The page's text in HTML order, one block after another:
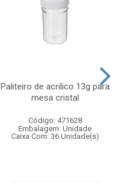
Paliteiro de acrilico 13g para
mesa cristal
Código: 471628
Embalagem: Unidade
Caixa Com: 36 Unidade(s)